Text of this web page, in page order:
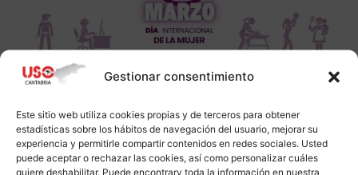
Gestionar consentimiento
Este sitio web utiliza cookies propias y de terceros para obtener
estadísticas sobre los hábitos de navegación del usuario, mejorar su
experiencia y permitirle compartir contenidos en redes sociales. Usted
puede aceptar o rechazar las cookies, así como personalizar cuáles
quiere deshabilitar. Puede encontrarv toda la información en nuestra